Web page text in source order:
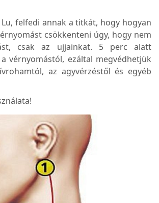
felfedi annak a titkát, hogy hogyan
csökkenteni úgy, hogy nem
csak az ujjainkat. 5 perc alatt
vérnyomástól, ezáltal megvédhetjük
az agyvérzéstől és egyéb